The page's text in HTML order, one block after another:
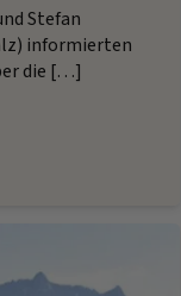
Stefan
informierten
die […]